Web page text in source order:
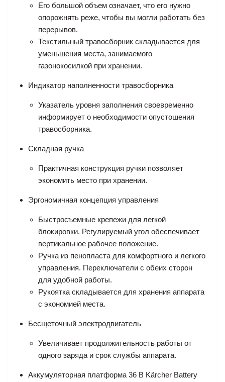
Его большой объем означает, что его нужно
опорожнять реже, чтобы вы могли работать без
перерывов.
Текстильный травосборник складывается для
уменьшения места, занимаемого
газонокосилкой при хранении.
Индикатор наполненности травосборника
Указатель уровня заполнения своевременно
информирует о необходимости опустошения
травосборника.
Складная ручка
Практичная конструкция ручки позволяет
экономить место при хранении.
Эргономичная концепция управления
Быстросъемные крепежи для легкой
блокировки. Регулируемый угол обеспечивает
вертикальное рабочее положение.
Ручка из пенопласта для комфортного и легкого
управления. Переключатели с обеих сторон
для удобной работы.
Рукоятка складывается для хранения аппарата
с экономией места.
Бесщеточный электродвигатель
Увеличивает продолжительность работы от
одного заряда и срок службы аппарата.
Аккумуляторная платформа 36 В Kärcher Battery